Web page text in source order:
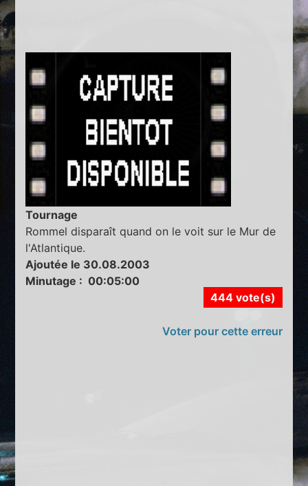
Tournage
Rommel disparaît quand on le voit sur le Mur de
l'Atlantique.
Ajoutée le 30.08.2003
Minutage : 00:05:00
444 vote(s)
Voter pour cette erreur